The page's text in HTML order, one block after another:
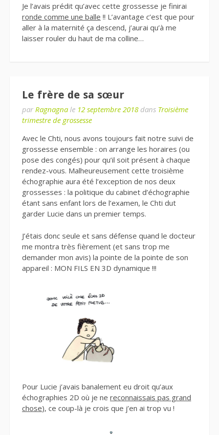
Je l’avais prédit qu’avec cette grossesse je finirai
ronde comme une balle !! L’avantage c’est que pour
aller à la maternité ça descend, j’aurai qu’à me
laisser rouler du haut de ma colline…
Le frère de sa sœur
par Ragnagna le 12 septembre 2018 dans Troisième
trimestre de grossesse
Avec le Chti, nous avons toujours fait notre suivi de
grossesse ensemble : on arrange les horaires (ou
pose des congés) pour qu’il soit présent à chaque
rendez-vous. Malheureusement cette troisième
échographie aura été l’exception de nos deux
grossesses : la politique du cabinet d’échographie
étant sans enfant lors de l’examen, le Chti dut
garder Lucie dans un premier temps.
J’étais donc seule et sans défense quand le docteur
me montra très fièrement (et sans trop me
demander mon avis) la pointe de la pointe de son
appareil : MON FILS EN 3D dynamique !!!
Pour Lucie j’avais banalement eu droit qu’aux
échographies 2D où je ne reconnaissais pas grand
chose), ce coup-là je crois que j’en ai trop vu !